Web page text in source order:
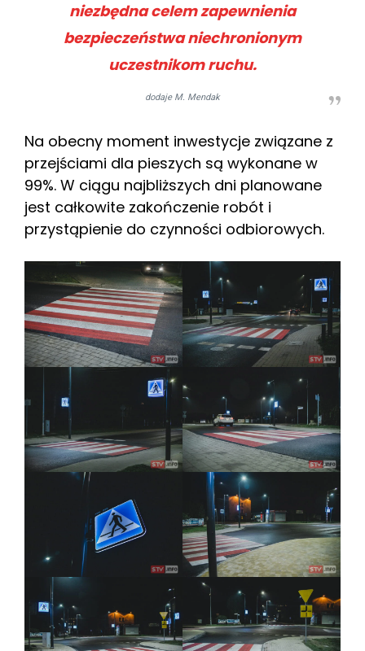
niezbędna celem zapewnienia
bezpieczeństwa niechronionym
uczestnikom ruchu.
dodaje M. Mendak
Na obecny moment inwestycje związane z
przejściami dla pieszych są wykonane w
99%. W ciągu najbliższych dni planowane
jest całkowite zakończenie robót i
przystąpienie do czynności odbiorowych.